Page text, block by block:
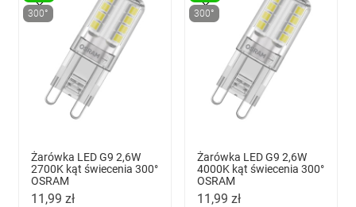
300°
Żarówka LED G9 2,6W
2700K kąt świecenia 300°
OSRAM
11,99 zł
300°
Żarówka LED G9 2,6W
4000K kąt świecenia 300°
OSRAM
11,99 zł